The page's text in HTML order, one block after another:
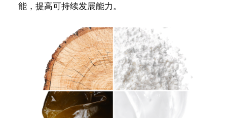
能，提高可持续发展能力。